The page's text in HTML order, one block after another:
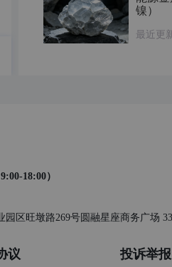
镍）
最近更
18:00）
园区旺墩路269号圆融星座商务广场
议 投诉举报